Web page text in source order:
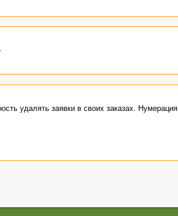
удалять заявки в своих заказах. Нумерация